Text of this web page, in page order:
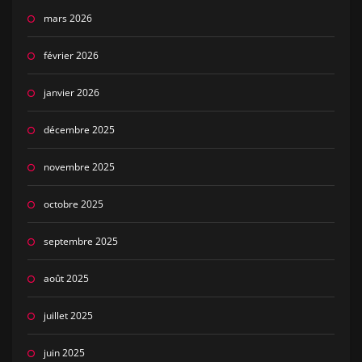
mars 2026
février 2026
janvier 2026
décembre 2025
novembre 2025
octobre 2025
septembre 2025
août 2025
juillet 2025
juin 2025